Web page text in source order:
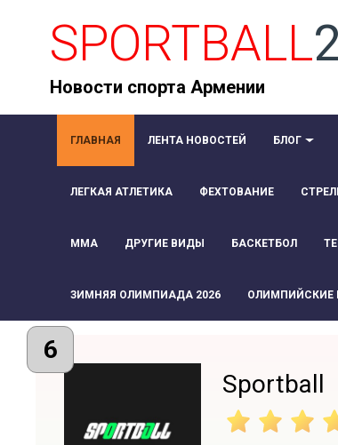
SPORTBALL
Новости спорта Армении
ГЛАВНАЯ ЛЕНТА НОВОСТЕЙ БЛОГ
ЛЕГКАЯ АТЛЕТИКА ФЕХТОВАНИЕ
ММА ДРУГИЕ ВИДЫ БАСКЕТБОЛ
ЗИМНЯЯ ОЛИМПИАДА 2026 ОЛИМПИЙСКИЕ
6
Sportball